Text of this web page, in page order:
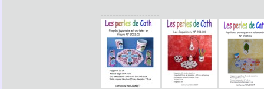
--------------------